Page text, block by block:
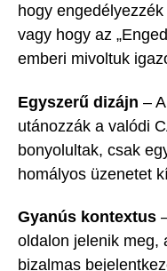
hogy
vagy hogy az
emberi mivoltuk
Egyszerű dizájn –
utánozzák a valódi
bonyolultak, csak
homályos üzenetet
Gyanús kontextus
oldalon jelenik meg,
bizalmas